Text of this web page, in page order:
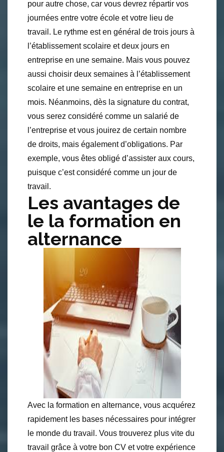
pour autre chose, car vous devrez répartir vos
journées entre votre école et votre lieu de
travail. Le rythme est en général de trois jours à
l’établissement scolaire et deux jours en
entreprise en une semaine. Mais vous pouvez
aussi choisir deux semaines à l’établissement
scolaire et une semaine en entreprise en un
mois. Néanmoins, dès la signature du contrat,
vous serez considéré comme un salarié de
l’entreprise et vous jouirez de certain nombre
de droits, mais également d’obligations. Par
exemple, vous êtes obligé d’assister aux cours,
puisque c’est considéré comme un jour de
travail.
Les avantages de
le la formation en
alternance
Avec la formation en alternance, vous acquérez
rapidement les bases nécessaires pour intégrer
le monde du travail. Vous trouverez plus vite du
travail grâce à votre bon CV et votre expérience